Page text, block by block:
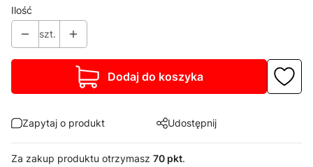
Ilość
szt.
Dodaj do koszyka
Zapytaj o produkt Udostępnij
Za zakup produktu otrzymasz 70 pkt.